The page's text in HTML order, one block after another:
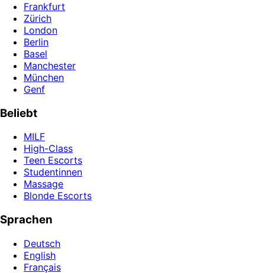
Frankfurt
Zürich
London
Berlin
Basel
Manchester
München
Genf
Beliebt
MILF
High-Class
Teen Escorts
Studentinnen
Massage
Blonde Escorts
Sprachen
Deutsch
English
Français